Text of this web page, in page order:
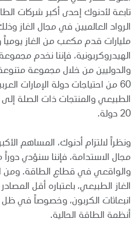
التسويق
علاقات المستثمرين
المركز الإعلامي
اتصل بنا
تابعة لأدنوك إحدى أكبر شركات
الهيدروكربونية، فإننا نخدم
والدوليين من خلال مجموعة
60 من احتياجات دولة الإمارات
الطبيعي والمنتجات ذات الصلة
20 دولة.
ونظراً لالتزام أدنوك، المساهم
مجال الاستدامة، فإننا سنؤدي
والواقعي في قطاع الطاقة. ومن
الغاز الطبيعي، باعتباره أقل
انبعاثات الكربون، وخصوصاً في ظل
أنظمة الطاقة الحالية.